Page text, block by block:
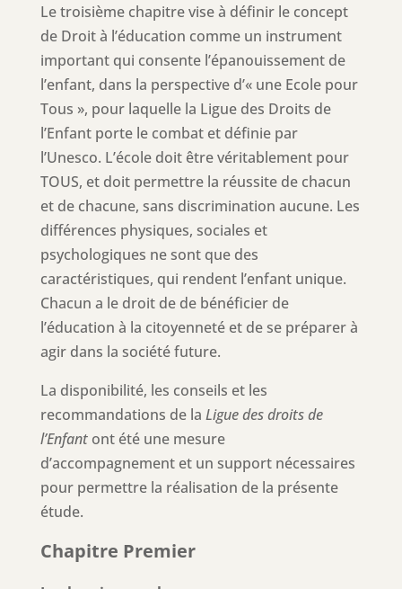
Le troisième chapitre vise à définir le concept
de Droit à l’éducation comme un instrument
important qui consente l’épanouissement de
l’enfant, dans la perspective d’« une Ecole pour
Tous », pour laquelle la Ligue des Droits de
l’Enfant porte le combat et définie par
l’Unesco. L’école doit être véritablement pour
TOUS, et doit permettre la réussite de chacun
et de chacune, sans discrimination aucune. Les
différences physiques, sociales et
psychologiques ne sont que des
caractéristiques, qui rendent l’enfant unique.
Chacun a le droit de de bénéficier de
l’éducation à la citoyenneté et de se préparer à
agir dans la société future.
La disponibilité, les conseils et les
recommandations de la Ligue des droits de
l’Enfant ont été une mesure
d’accompagnement et un support nécessaires
pour permettre la réalisation de la présente
étude.
Chapitre Premier